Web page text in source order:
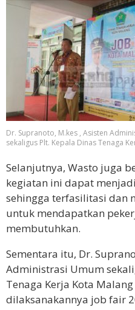
Dr. Supranoto, M.kes , Asisten
sekaligus Plt. Kepala Dinas Tenaga
Selanjutnya, Wasto juga
kegiatan ini dapat
sehingga terfasilitasi dan
untuk mendapatkan
membutuhkan.
Sementara itu, Dr.
Administrasi Umum
Tenaga Kerja Kota
dilaksanakannya job fair